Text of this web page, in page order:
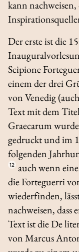
kann nachweisen,
Der erste ist die
Scipione
einem der drei
von Venedig
Text mit dem
Graecarum
gedruckt und im
folgenden
12 auch wenn
die Forteguerri
wiederfinden,
nachweisen, dass
Text ist dieDe
von Marcus